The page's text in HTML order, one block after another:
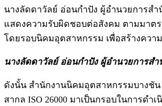
นางลัดดาวัลย์ อ่อนกำปัง ผู้อำนวยการส
แสดงความรับผิดชอบต่อสังคม ตามมาต
โดยรอบนิคมอุตสาหกรรม เพื่อสร้างคว
นางลัดดาวัลย์ อ่อนกำปัง ผู้อำนวยการส
ดังนั้น สำนักงานนิคมอุตสาหกรรมบางชั
สากล ISO 26000 มาเป็นกรอบในการด